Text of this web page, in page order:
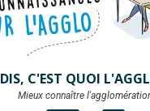
DIS, C'EST QUOI
Mieux connaître